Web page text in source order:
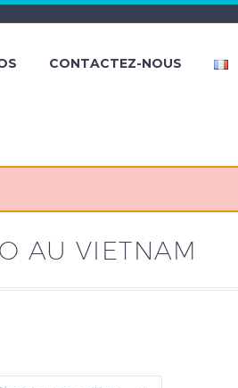
CONTACTEZ-NOUS
AU VIETNAM